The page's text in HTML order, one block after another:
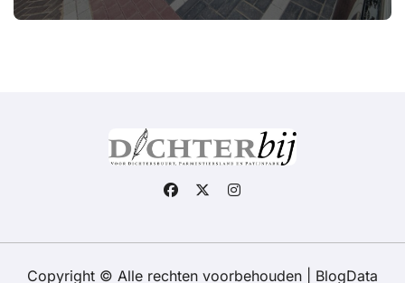
Copyright © Alle rechten voorbehouden BlogData